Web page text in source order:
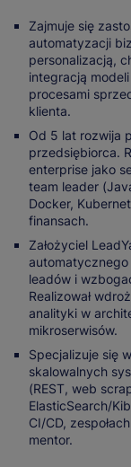
Zajmuje się
automatyzacji
personalizacją,
integracją
procesami
klienta.
Od 5 lat rozwija
przedsiębiorca.
enterprise jako
team leader
Docker,
finansach.
Założyciel
leadów i
Realizował
analityki w
mikroserwisów.
Specjalizuje się
skalowalnych
(REST, web
ElasticSearch/
CI/CD,
mentor.